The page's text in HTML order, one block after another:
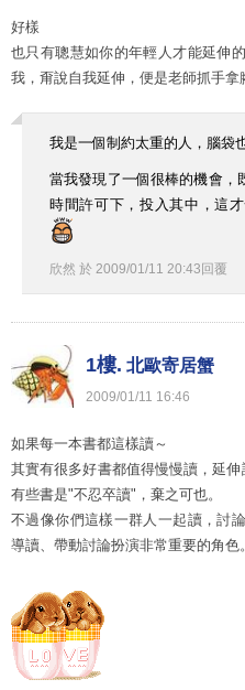
好樣
也只有聰慧如你的年輕人才能延伸
我，甭說自我延伸，便是老師抓手拿
我是一個制約太重的人，腦袋
當我發現了一個很棒的機會，
時間許可下，投入其中，這
欣然 於 2009/01/11 20:43 回覆
1樓. 北歐寄居蟹
2009/01/11 16:46
如果每一本書都這樣讀～
其實有很多好書都值得慢慢讀，延伸
有些書是"不忍卒讀"，棄之可也。
不過像你們這樣一群人一起讀，討
導讀、帶動討論扮演非常重要的角色